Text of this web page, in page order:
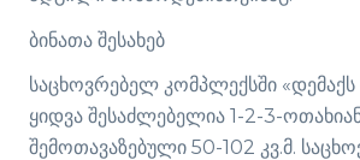
ბინათა შესახებ
საცხოვრებელ კომპლექსში
ყიდვა შესაძლებელია 1-2-3-
შემოთავაზებული 50-102 კვ.მ.